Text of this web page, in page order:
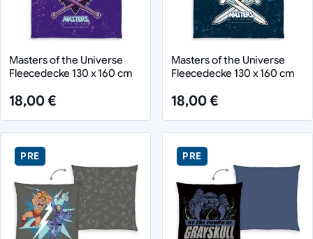
Masters of the Universe
Fleecedecke 130 x 160 cm
18,00 €
Masters of the Universe
Fleecedecke 130 x 160 cm
18,00 €
PRE PRE